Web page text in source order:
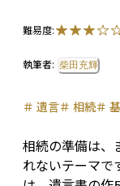
難易度:
執筆者: 柴田充輝
＃ 遺言＃ 相続＃
相続の準備は、
れないテーマで